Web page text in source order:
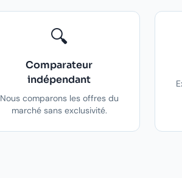
🔍
Comparateur
indépendant
Nous comparons les offres du
marché sans exclusivité.